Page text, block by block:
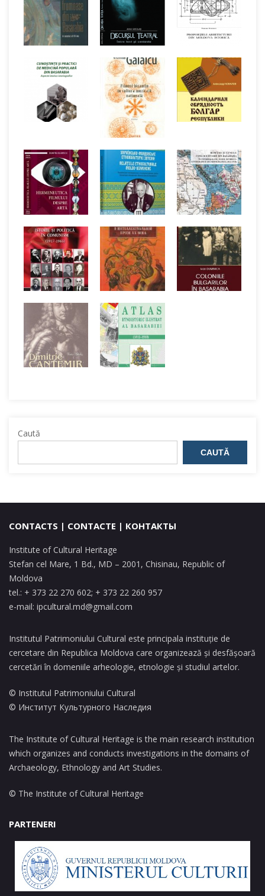
Caută
CAUTĂ
CONTACTS | CONTACTE | КОНТАКТЫ
Institute of Cultural Heritage
Stefan cel Mare, 1 Bd., MD – 2001, Chisinau, Republic of
Moldova
tel.: + 373 22 270 602; + 373 22 260 957
e-mail: ipcultural.md@gmail.com
Institutul Patrimoniului Cultural este principala instituție de
cercetare din Republica Moldova care organizează și desfășoară
cercetări în domeniile arheologie, etnologie și studiul artelor.
© Institutul Patrimoniului Cultural
© Институт Культурного Наследия
The Institute of Cultural Heritage is the main research institution
which organizes and conducts investigations in the domains of
Archaeology, Ethnology and Art Studies.
© The Institute of Cultural Heritage
PARTENERI